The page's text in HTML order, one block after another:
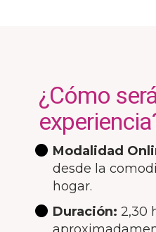
¿Cómo
Modalidad
desde la
hogar.
Duración: 2,30